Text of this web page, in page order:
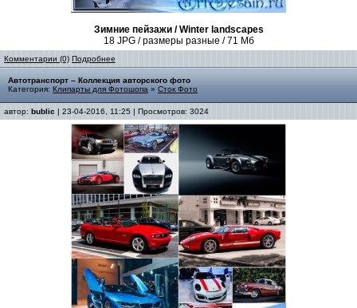
Зимние пейзажи / Winter landscapes
18 JPG / размеры разные / 71 Мб
Комментарии (0) Подробнее
Автотранспорт – Коллекция авторского фото
Категория: Клипарты для Фотошопа » Сток Фото
автор: bublic | 23-04-2016, 11:25 | Просмотров: 3024